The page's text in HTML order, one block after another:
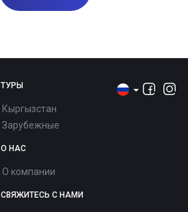
ТУРЫ
Кыргызстан
Зарубежные
О НАС
О компании
СВЯЖИТЕСЬ С НАМИ